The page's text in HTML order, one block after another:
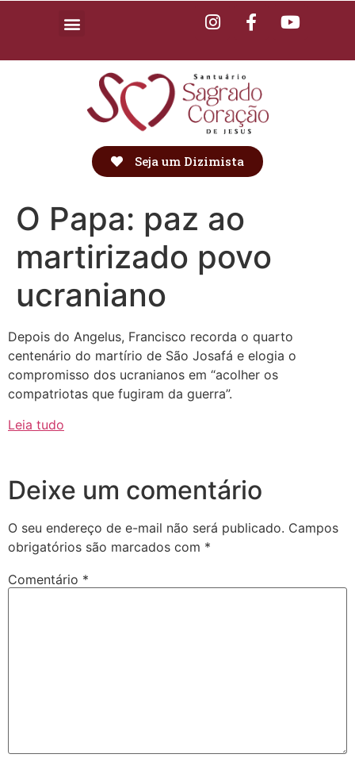
Seja um Dizimista
O Papa: paz ao
martirizado povo
ucraniano
Depois do Angelus, Francisco recorda o quarto
centenário do martírio de São Josafá e elogia o
compromisso dos ucranianos em “acolher os
compatriotas que fugiram da guerra”.
Leia tudo
Deixe um comentário
O seu endereço de e-mail não será publicado. Campos
obrigatórios são marcados com *
Comentário *